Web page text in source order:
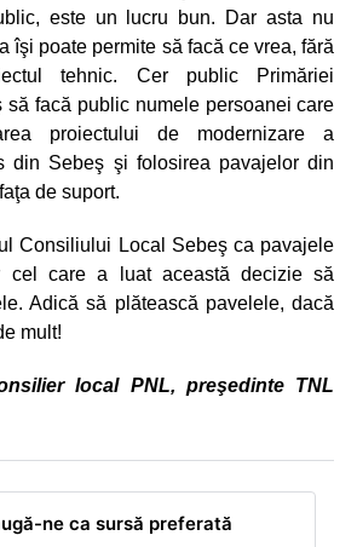
este un lucru bun. Dar asta nu
îşi poate permite să facă ce vrea, fără
tehnic. Cer public Primăriei
să facă public numele persoanei care
proiectului de modernizare a
din Sebeş şi folosirea pavajelor din
de suport.
Consiliului Local Sebeş ca pavajele
cel care a luat această decizie să
Adică să plătească pavelele, dacă
mult!
local PNL, preşedinte TNL
ne ca sursă preferată